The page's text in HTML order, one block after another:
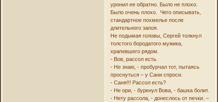
уронил ее обратно. Было не плохо.
Было очень плохо. Чего описывать,
стандартное похмелье после
длительного запоя.
Не подымая головы, Сергей толкнул
толстого бородатого мужика,
храпевшего рядом.
- Вов, рассол есть.
- Не знаю, - пробурчал тот, пытаясь
проснуться – у Сани спроси.
- Саня!!! Рассол есть?
- Не ори, - буркнул Вова, - башка болит.
- Нету рассола, - донеслось от печки. –